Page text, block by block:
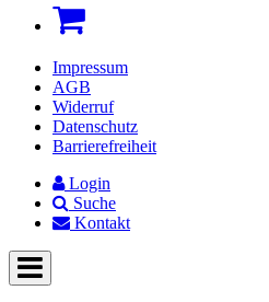
Impressum
AGB
Widerruf
Datenschutz
Barrierefreiheit
Login
Suche
Kontakt